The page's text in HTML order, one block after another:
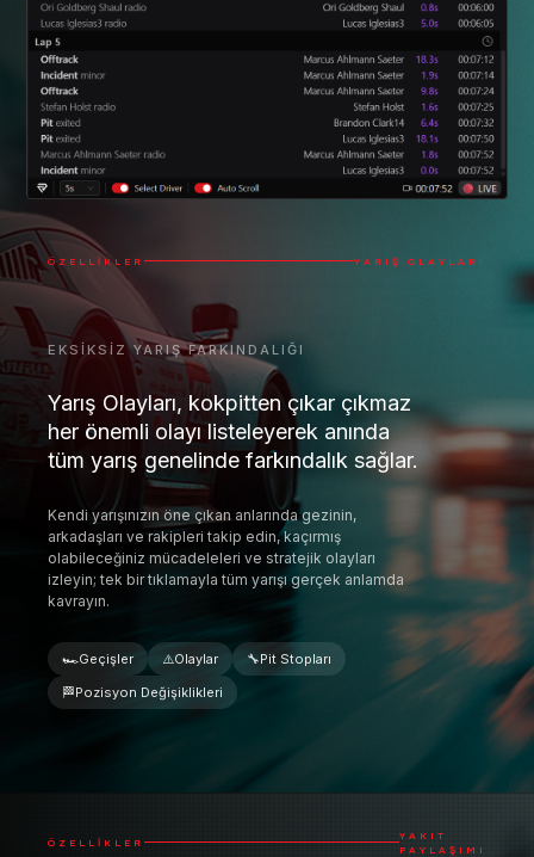
ÖZELLIKLER YARIŞ OLAYLARI
EKSIKSIZ YARIŞ FARKINDALIĞI
Yarış Olayları, kokpitten çıkar çıkmaz
her önemli olayı listeleyerek anında
tüm yarış genelinde farkındalık sağlar.
Kendi yarışınızın öne çıkan anlarında gezinin,
arkadaşları ve rakipleri takip edin, kaçırmış
olabileceğiniz mücadeleleri ve stratejik olayları
izleyin; tek bir tıklamayla tüm yarışı gerçek anlamda
kavrayın.
🏎️Geçişler ⚠️Olaylar 🔧Pit Stopları
🏁Pozisyon Değişiklikleri
ÖZELLIKLER
YAKIT
PAYLAŞIMI